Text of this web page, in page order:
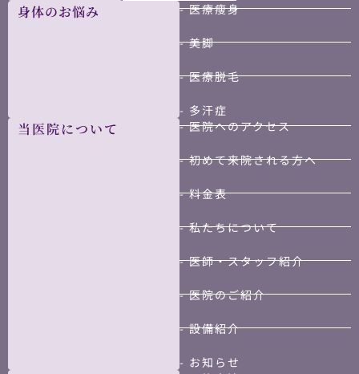
身体のお悩み - 医療痩身
- 美脚
- 医療脱毛
- 多汗症
当医院について - 医院へのアクセス
- 初めて来院される方へ
- 料金表
- 私たちについて
- 医師・スタッフ紹介
- 医院のご紹介
- 設備紹介
- お知らせ